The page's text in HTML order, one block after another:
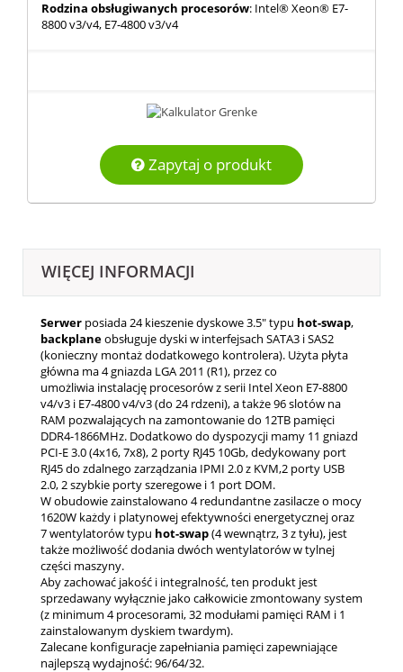
Rodzina obsługiwanych procesorów: Intel® Xeon® E7-
8800 v3/v4, E7-4800 v3/v4
Zapytaj o produkt
WIĘCEJ INFORMACJI
Serwer posiada 24 kieszenie dyskowe 3.5" typu hot-swap,
backplaneobsługuje dyski w interfejsach SATA3 i SAS2
(konieczny montaż dodatkowego kontrolera). Użyta płyta
główna ma 4 gniazda LGA 2011 (R1), przez co
umożliwia instalację procesorów z serii Intel Xeon E7-8800
v4/v3 i E7-4800 v4/v3 (do 24 rdzeni), a także 96 slotów na
RAM pozwalających na zamontowanie do 12TB pamięci
DDR4-1866MHz. Dodatkowo do dyspozycji mamy 11 gniazd
PCI-E 3.0 (4x16, 7x8), 2 porty RJ45 10Gb, dedykowany port
RJ45 do zdalnego zarządzania IPMI 2.0 z KVM,2 porty USB
2.0, 2 szybkie porty szeregowe i 1 port DOM.
W obudowie zainstalowano 4 redundantne zasilacze o mocy
1620W każdy i platynowej efektywności energetycznej oraz
7 wentylatorów typu hot-swap(4 wewnątrz, 3 z tyłu), jest
także możliwość dodania dwóch wentylatorów w tylnej
części maszyny.
Aby zachować jakość i integralność, ten produkt jest
sprzedawany wyłącznie jako całkowicie zmontowany system
(z minimum 4 procesorami, 32 modułami pamięci RAM i 1
zainstalowanym dyskiem twardym).
Zalecane konfiguracje zapełniania pamięci zapewniające
najlepszą wydajność: 96/64/32.